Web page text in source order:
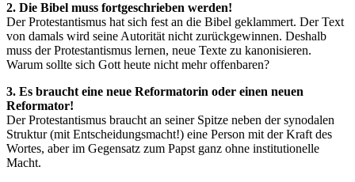
2. Die Bibel muss fortgeschrieben werden!
Der Protestantismus hat sich fest an die Bibel geklammert. Der Text
von damals wird seine Autorität nicht zurückgewinnen. Deshalb
muss der Protestantismus lernen, neue Texte zu kanonisieren.
Warum sollte sich Gott heute nicht mehr offenbaren?
3. Es braucht eine neue Reformatorin oder einen neuen
Reformator!
Der Protestantismus braucht an seiner Spitze neben der synodalen
Struktur (mit Entscheidungsmacht!) eine Person mit der Kraft des
Wortes, aber im Gegensatz zum Papst ganz ohne institutionelle
Macht.